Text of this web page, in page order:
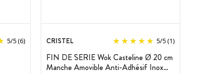
5/5(6) CRISTEL 5/5(1)
FIN DE SERIE Wok Casteline Ø 20 cm
Manche Amovible Anti-Adhésif Inox